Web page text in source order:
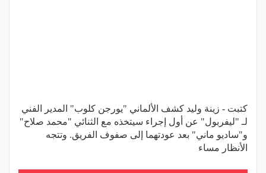
كتبت - زينة وليد كشف الألماني "يورجن كلوب" المدير الفني
لـ "ليفربول" عن أول إجراء سيتخذه مع الثنائي "محمد صلاح"
و"ساديو ماني" بعد عودتهما إلى صفوف الفريق. وتتجه
الأنظار مساء